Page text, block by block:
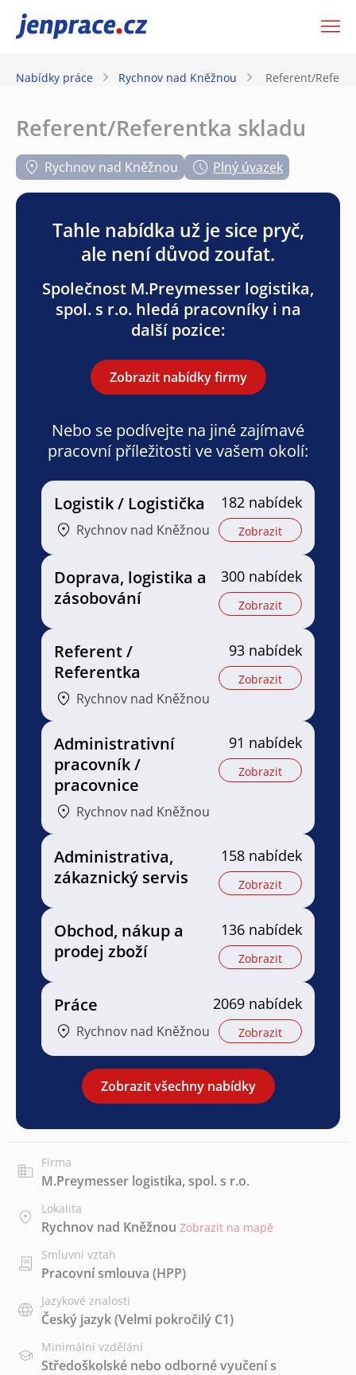
JenPráce.cz
Nabídky práce Rychnov nad Kněžnou Referent/
Referent/Referentka skladu
Rychnov nad Kněžnou Plný úvazek
Tahle nabídka už je sice pryč,
ale není důvod zoufat.
Společnost M.Preymesser logistika,
spol. s r.o. hledá pracovníky i na
další pozice:
Zobrazit nabídky firmy
Nebo se podívejte na jiné zajímavé
pracovní příležitosti ve vašem okolí:
Logistik / Logistička
Rychnov nad Kněžnou
182 nabídek
Zobrazit
Doprava, logistika a
zásobování
300 nabídek
Zobrazit
Referent /
Referentka
Rychnov nad Kněžnou
93 nabídek
Zobrazit
Administrativní
pracovník /
pracovnice
Rychnov nad Kněžnou
91 nabídek
Zobrazit
Administrativa,
zákaznický servis
158 nabídek
Zobrazit
Obchod, nákup a
prodej zboží
136 nabídek
Zobrazit
Práce
Rychnov nad Kněžnou
2069 nabídek
Zobrazit
Zobrazit všechny nabídky
Firma
M.Preymesser logistika, spol. s r.o.
Lokalita
Rychnov nad Kněžnou Zobrazit na mapě
Smluvní vztah
Pracovní smlouva (HPP)
Jazykové znalosti
Český jazyk(Velmi pokročilý C1)
Minimální vzdělání
Středoškolské nebo odborné vyučení s